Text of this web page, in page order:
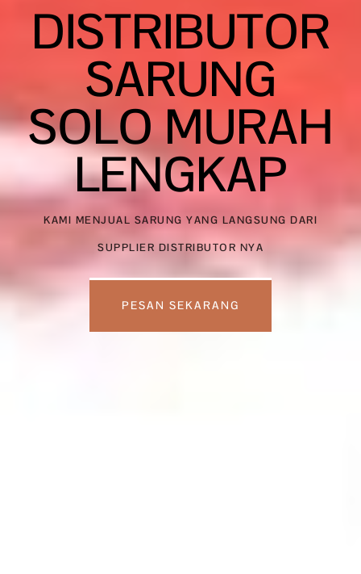
DISTRIBUTOR
SARUNG
SOLO MURAH
LENGKAP
KAMI MENJUAL SARUNG YANG LANGSUNG DARI
SUPPLIER DISTRIBUTOR NYA
PESAN SEKARANG